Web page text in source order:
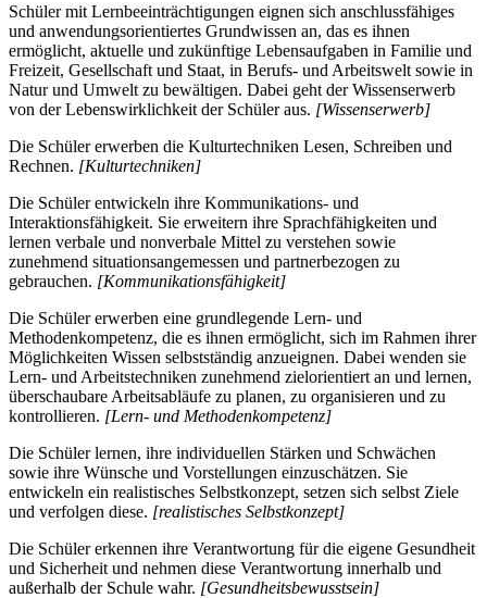
Schüler mit Lernbeeinträchtigungen eignen sich anschlussfähiges
und anwendungsorientiertes Grundwissen an, das es ihnen
ermöglicht, aktuelle und zukünftige Lebensaufgaben in Familie und
Freizeit, Gesellschaft und Staat, in Berufs- und Arbeitswelt sowie in
Natur und Umwelt zu bewältigen. Dabei geht der Wissenserwerb
von der Lebenswirklichkeit der Schüler aus. [Wissenserwerb]
Die Schüler erwerben die Kulturtechniken Lesen, Schreiben und
Rechnen. [Kulturtechniken]
Die Schüler entwickeln ihre Kommunikations- und
Interaktionsfähigkeit. Sie erweitern ihre Sprachfähigkeiten und
lernen verbale und nonverbale Mittel zu verstehen sowie
zunehmend situationsangemessen und partnerbezogen zu
gebrauchen. [Kommunikationsfähigkeit]
Die Schüler erwerben eine grundlegende Lern- und
Methodenkompetenz, die es ihnen ermöglicht, sich im Rahmen ihrer
Möglichkeiten Wissen selbstständig anzueignen. Dabei wenden sie
Lern- und Arbeitstechniken zunehmend zielorientiert an und lernen,
überschaubare Arbeitsabläufe zu planen, zu organisieren und zu
kontrollieren. [Lern- und Methodenkompetenz]
Die Schüler lernen, ihre individuellen Stärken und Schwächen
sowie ihre Wünsche und Vorstellungen einzuschätzen. Sie
entwickeln ein realistisches Selbstkonzept, setzen sich selbst Ziele
und verfolgen diese. [realistisches Selbstkonzept]
Die Schüler erkennen ihre Verantwortung für die eigene Gesundheit
und Sicherheit und nehmen diese Verantwortung innerhalb und
außerhalb der Schule wahr. [Gesundheitsbewusstsein]